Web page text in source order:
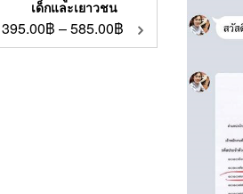
เด็กและเยาวชน
395.00฿ –585.00฿